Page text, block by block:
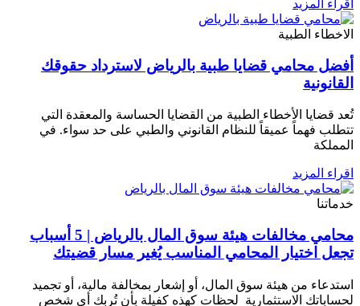
اقراء المزيد
الاخطاء الطبية
أفضل محامي قضايا طبية بالرياض لاسترداد حقوقك
القانونية
تُعد قضايا الأخطاء الطبية من القضايا الحساسة والمعقدة التي
تتطلب فهماً عميقاً للنظام القانوني والطبي على حد سواء. في
المملكة
اقراء المزيد
خدماتنا
محامي مخالفات هيئة سوق المال بالرياض | 5 أسباب
تجعل اختيار المحامي المناسب يُغير مسار قضيتك
استدعاء من هيئة سوق المال، أو إشعار بمخالفة مالية، أو تجميد
لحساباتك الاستثمارية لحظات كهذه كفيلة بأن تُربك أي شخص